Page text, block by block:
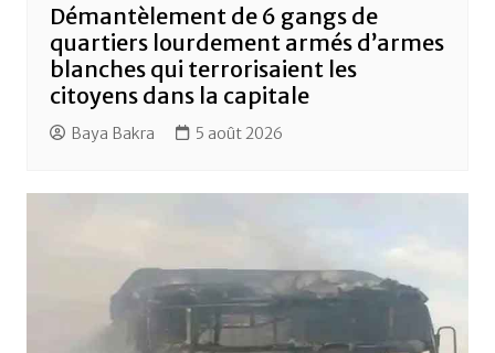
Démantèlement de 6 gangs de
quartiers lourdement armés d’armes
blanches qui terrorisaient les
citoyens dans la capitale
Baya Bakra 5 août 2026